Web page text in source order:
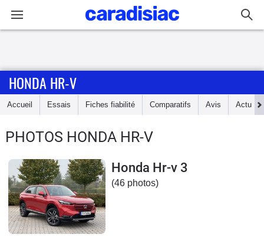
Accueil
Essais
Guide
d'achat
Electriques
HONDA HR-V
Accueil Essais Fiches fiabilité Comparatifs Avis Actu
PHOTOS HONDA HR-V
Honda Hr-v 3
(46 photos)